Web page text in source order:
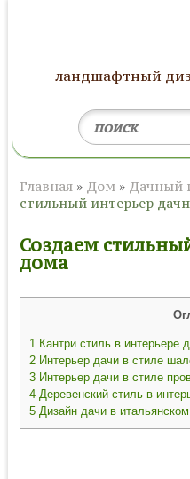
ландшафтный
Главная» Дом» Дачный
стильный интерьер
Создаем
дома
1Кантри стиль в интерьере
2Интерьер дачи в стиле
3Интерьер дачи в стиле
4Деревенский стиль в
5Дизайн дачи в